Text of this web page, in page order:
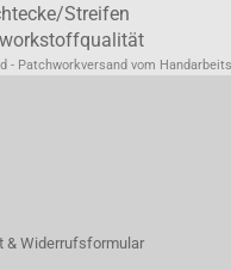
Streifen
- Patchworkversand vom
& Widerrufsformular